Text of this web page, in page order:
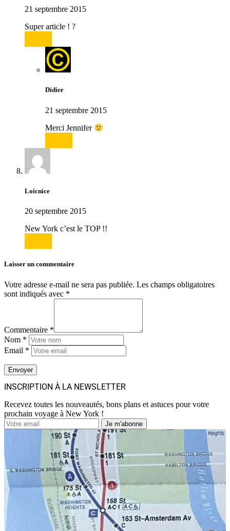
21 septembre 2015
Super article ! ?
Didier
21 septembre 2015
Merci Jennifer
Loicnice
20 septembre 2015
New York c’est le TOP !!
Laisser un commentaire
Votre adresse e-mail ne sera pas publiée. Les champs obligatoires
sont indiqués avec *
Commentaire *
Nom *
Email *
INSCRIPTION À LA NEWSLETTER
Recevez toutes les nouveautés, bons plans et astuces pour votre
prochain voyage à New York !
Je m'abonne